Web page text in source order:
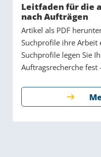
Leitfaden für die
nach Aufträgen
Artikel als PDF
Suchprofile ihre Arbeit
Suchprofile legen Sie
Auftragsrecherche fest